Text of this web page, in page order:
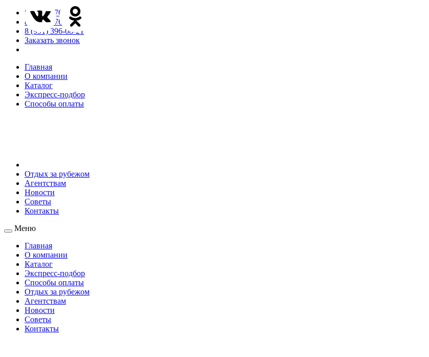
8 (846) 276-85-65
8 (846) 276-85-66
8 (991) 396-08-21
Заказать звонок
Главная
О компании
Каталог
Экспресс-подбор
Способы оплаты
Отдых за рубежом
Агентствам
Новости
Советы
Контакты
Меню
Главная
О компании
Каталог
Экспресс-подбор
Способы оплаты
Отдых за рубежом
Агентствам
Новости
Советы
Контакты